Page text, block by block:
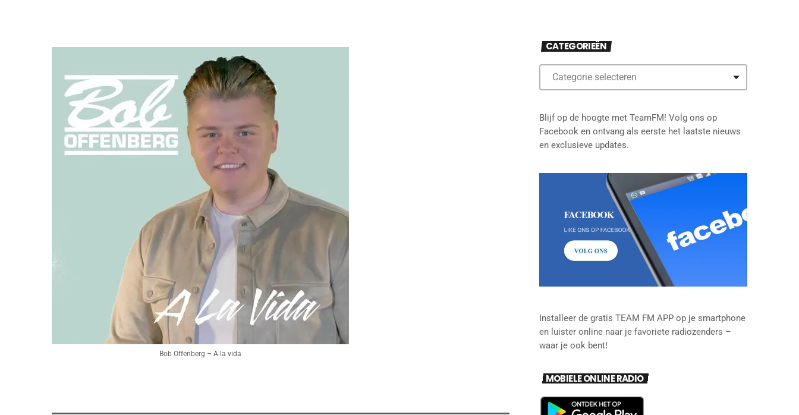
Bob Offenberg – A la vida
CATEGORIEËN
Blijf op de hoogte met TeamFM! Volg ons op
Facebook en ontvang als eerste het laatste nieuws
en exclusieve updates.
Installeer de gratis TEAM FM APP op je smartphone
en luister online naar je favoriete radiozenders –
waar je ook bent!
MOBIELE ONLINE RADIO